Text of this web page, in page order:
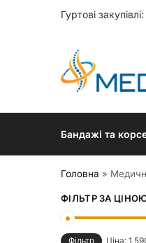
Гуртові закупівлі:
Бандажі та
Головна »
ФІЛЬТР ЗА
Фільтр Ціна: 1